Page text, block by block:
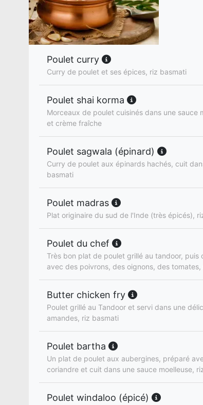
Poulet curry
Curry de poulet et ses épices, riz basmati
Poulet shai korma
Morceaux de poulet cuisinés dans une sauce
et crème fraîche
Poulet sagwala (épinard)
Curry de poulet aux épinards hachés, cuit
basmati
Poulet madras
Plat originaire du sud de l'Inde (très épicés),
Poulet du chef
Très bon plat de poulet grillé au tandoor, puis
avec des poivrons, des oignons, des
Butter chicken fry
Poulet grillé au Tandoor et servi dans une
amandes, riz basmati
Poulet bartha
Un plat de poulet aux aubergines, préparé
coriandre et cuit dans une sauce moelleuse,
Poulet windaloo (épicé)